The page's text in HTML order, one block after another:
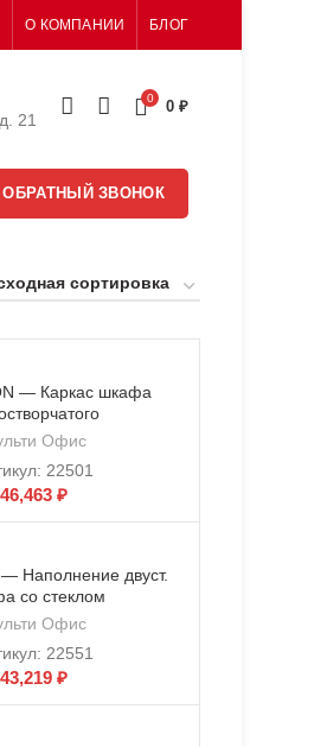
О КОМПАНИИ БЛОГ
21
0 0 ₽
ОБРАТНЫЙ ЗВОНОК
— Каркас шкафа
Офис
22501
46,463₽
Наполнение двуст.
со стеклом
Офис
22551
43,219₽